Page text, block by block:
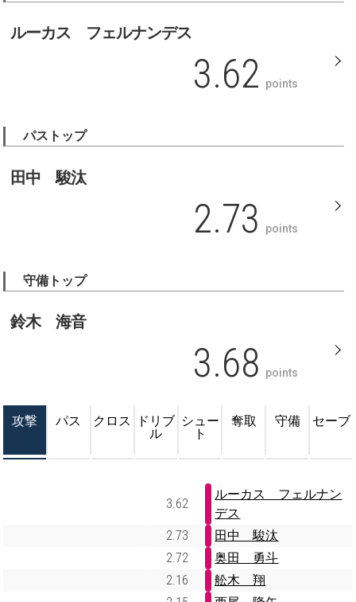
ルーカス フェルナンデス
3.62 points
パストップ
田中 駿汰
2.73 points
守備トップ
鈴木 海音
3.68 points
攻撃 パス クロス
ドリブ
ル
シュー
ト
奪取 守備 セーブ
3.62
ルーカス フェルナン
デス
2.73
田中 駿汰
2.72
奥田 勇斗
2.16
舩木 翔